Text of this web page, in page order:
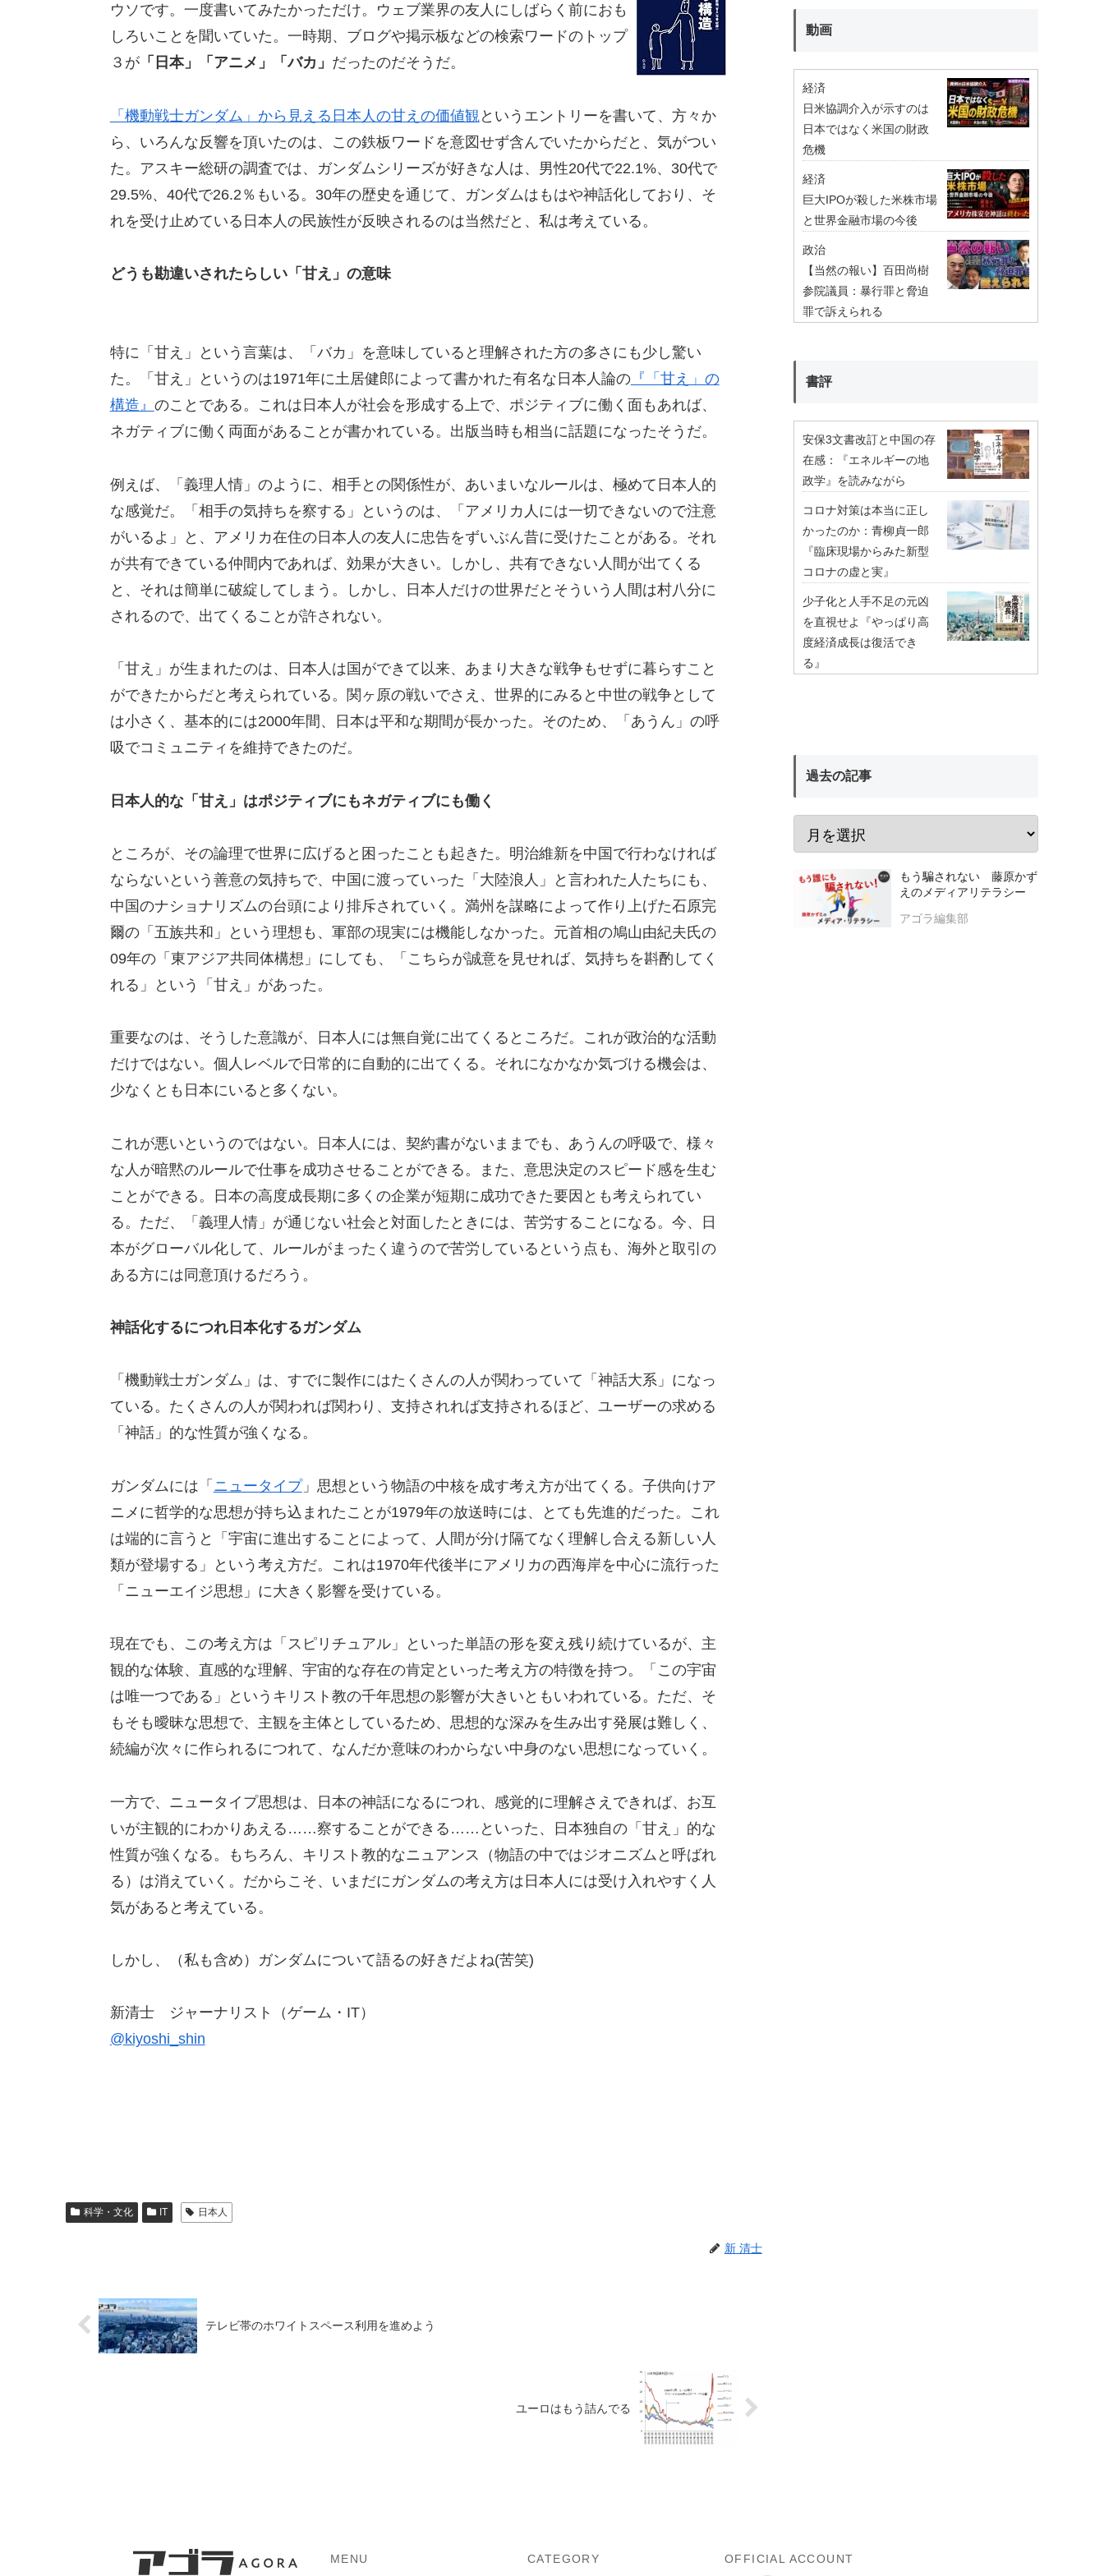
ウソです。一度書いてみたかっただけ。ウェブ業界の友人にしばらく前におも
しろいことを聞いていた。一時期、ブログや掲示板などの検索ワードのトップ
３が「日本」「アニメ」「バカ」 だったのだそうだ。
「機動戦士ガンダム」から見える日本人の甘えの価値観というエントリーを書いて、方々か
ら、いろんな反響を頂いたのは、この鉄板ワードを意図せず含んでいたからだと、気がつい
た。アスキー総研の調査では、ガンダムシリーズが好きな人は、男性20代で22.1%、30代で
29.5%、40代で26.2％もいる。30年の歴史を通じて、ガンダムはもはや神話化しており、そ
れを受け止めている日本人の民族性が反映されるのは当然だと、私は考えている。
どうも勘違いされたらしい「甘え」の意味
特に「甘え」という言葉は、「バカ」を意味していると理解された方の多さにも少し驚い
た。「甘え」というのは1971年に土居健郎によって書かれた有名な日本人論の『「甘え」の
構造』 のことである。これは日本人が社会を形成する上で、ポジティブに働く面もあれば、
ネガティブに働く両面があることが書かれている。出版当時も相当に話題になったそうだ。
例えば、「義理人情」のように、相手との関係性が、あいまいなルールは、極めて日本人的
な感覚だ。「相手の気持ちを察する」というのは、「アメリカ人には一切できないので注意
がいるよ」と、アメリカ在住の日本人の友人に忠告をずいぶん昔に受けたことがある。それ
が共有できている仲間内であれば、効果が大きい。しかし、共有できない人間が出てくる
と、それは簡単に破綻してしまう。しかし、日本人だけの世界だとそういう人間は村八分に
されるので、出てくることが許されない。
「甘え」が生まれたのは、日本人は国ができて以来、あまり大きな戦争もせずに暮らすこと
ができたからだと考えられている。関ヶ原の戦いでさえ、世界的にみると中世の戦争として
は小さく、基本的には2000年間、日本は平和な期間が長かった。そのため、「あうん」の呼
吸でコミュニティを維持できたのだ。
日本人的な「甘え」はポジティブにもネガティブにも働く
ところが、その論理で世界に広げると困ったことも起きた。明治維新を中国で行わなければ
ならないという善意の気持ちで、中国に渡っていった「大陸浪人」と言われた人たちにも、
中国のナショナリズムの台頭により排斥されていく。満州を謀略によって作り上げた石原完
爾の「五族共和」という理想も、軍部の現実には機能しなかった。元首相の鳩山由紀夫氏の
09年の「東アジア共同体構想」にしても、「こちらが誠意を見せれば、気持ちを斟酌してく
れる」という「甘え」があった。
重要なのは、そうした意識が、日本人には無自覚に出てくるところだ。これが政治的な活動
だけではない。個人レベルで日常的に自動的に出てくる。それになかなか気づける機会は、
少なくとも日本にいると多くない。
これが悪いというのではない。日本人には、契約書がないままでも、あうんの呼吸で、様々
な人が暗黙のルールで仕事を成功させることができる。また、意思決定のスピード感を生む
ことができる。日本の高度成長期に多くの企業が短期に成功できた要因とも考えられてい
る。ただ、「義理人情」が通じない社会と対面したときには、苦労することになる。今、日
本がグローバル化して、ルールがまったく違うので苦労しているという点も、海外と取引の
ある方には同意頂けるだろう。
神話化するにつれ日本化するガンダム
「機動戦士ガンダム」は、すでに製作にはたくさんの人が関わっていて「神話大系」になっ
ている。たくさんの人が関われば関わり、支持されれば支持されるほど、ユーザーの求める
「神話」的な性質が強くなる。
ガンダムには「 ニュータイプ」思想という物語の中核を成す考え方が出てくる。子供向けア
ニメに哲学的な思想が持ち込まれたことが1979年の放送時には、とても先進的だった。これ
は端的に言うと「宇宙に進出することによって、人間が分け隔てなく理解し合える新しい人
類が登場する」という考え方だ。これは1970年代後半にアメリカの西海岸を中心に流行った
「ニューエイジ思想」に大きく影響を受けている。
現在でも、この考え方は「スピリチュアル」といった単語の形を変え残り続けているが、主
観的な体験、直感的な理解、宇宙的な存在の肯定といった考え方の特徴を持つ。「この宇宙
は唯一つである」というキリスト教の千年思想の影響が大きいともいわれている。ただ、そ
もそも曖昧な思想で、主観を主体としているため、思想的な深みを生み出す発展は難しく、
続編が次々に作られるにつれて、なんだか意味のわからない中身のない思想になっていく。
一方で、ニュータイプ思想は、日本の神話になるにつれ、感覚的に理解さえできれば、お互
いが主観的にわかりあえる……察することができる……といった、日本独自の「甘え」的な
性質が強くなる。もちろん、キリスト教的なニュアンス（物語の中ではジオニズムと呼ばれ
る）は消えていく。だからこそ、いまだにガンダムの考え方は日本人には受け入れやすく人
気があると考えている。
しかし、（私も含め）ガンダムについて語るの好きだよね(苦笑)
新清士 ジャーナリスト（ゲーム・IT）
@kiyoshi_shin
科学・文化 IT 日本人
新 清士
テレビ帯のホワイトスペース利用を進めよう
ユーロはもう詰んでる
動画
経済
日米協調介入が示すのは
日本ではなく米国の財政
危機
経済
巨大IPOが殺した米株市場
と世界金融市場の今後
政治
【当然の報い】百田尚樹
参院議員：暴行罪と脅迫
罪で訴えられる
書評
安保3文書改訂と中国の存
在感：『エネルギーの地
政学』を読みながら
コロナ対策は本当に正し
かったのか：青柳貞一郎
『臨床現場からみた新型
コロナの虚と実』
少子化と人手不足の元凶
を直視せよ『やっぱり高
度経済成長は復活でき
る』
過去の記事
もう騙されない 藤原かず
えのメディアリテラシー
アゴラ編集部
MENU CATEGORY OFFICIAL ACCOUNT